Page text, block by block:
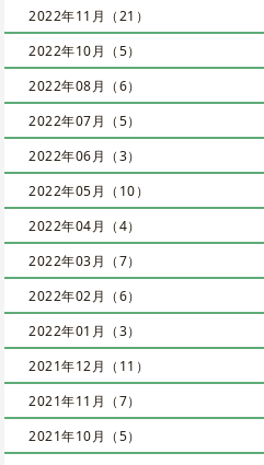
2022年11月（21）
2022年10月（5）
2022年08月（6）
2022年07月（5）
2022年06月（3）
2022年05月（10）
2022年04月（4）
2022年03月（7）
2022年02月（6）
2022年01月（3）
2021年12月（11）
2021年11月（7）
2021年10月（5）